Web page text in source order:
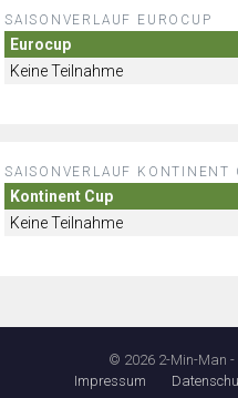
SAISONVERLAUF EUROCUP
Eurocup
Keine Teilnahme
SAISONVERLAUF KONTINENT
Kontinent Cup
Keine Teilnahme
© 2026 2-Min-Man
Impressum